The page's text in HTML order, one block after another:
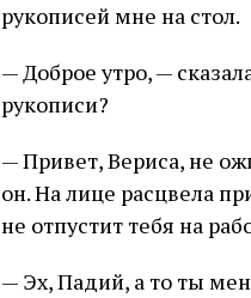
рукописей мне на стол.
— Доброе утро, —
рукописи?
— Привет, Вериса, не
он. На лице расцвела
не отпустит тебя на
— Эх, Падий, а то ты